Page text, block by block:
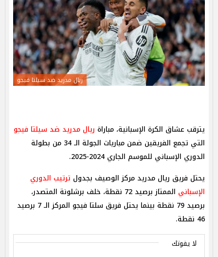
ريال مدريد ضد سيلتا فيجو
يترقب عشاق الكرة الإسبانية، مباراة ريال مدريد ضد سيلتا فيجو
التي تجمع الفريقين ضمن مباريات الجولة الـ 34 من بطولة
الدوري الإسباني للموسم الجاري 2024-2025.
يحتل فريق ريال مدريد مركز الوصيف بجدول ترتيب الدوري
الإسباني
الممتاز برصيد 72 نقطة، خلف برشلونة المتصدر،
برصيد 79 نقطة بينما يحتل فريق سلتا فيجو المركز الـ 7 برصيد
46 نقطة.
لا يفوتك